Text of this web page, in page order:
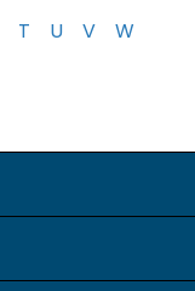
T U V
W